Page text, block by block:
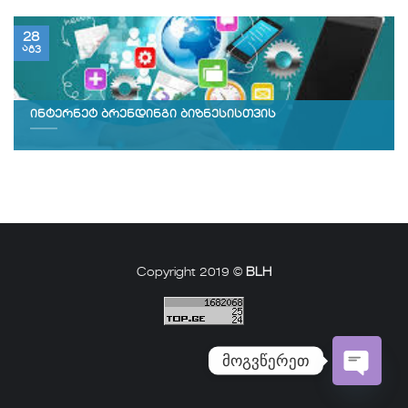
ინტერნეტ ბრენდინგი ბიზნესისთვის
28
აგვ
Copyright 2019 © BLH
მოგვწერეთ